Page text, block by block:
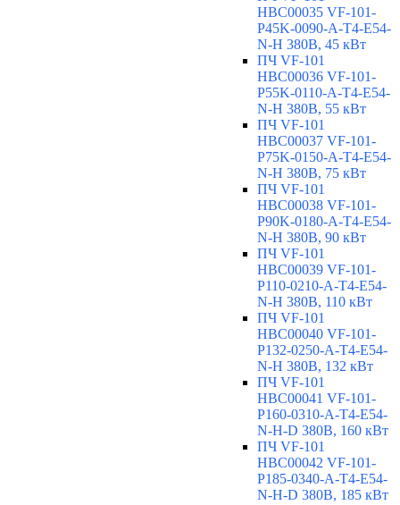
HBC00035 VF-101-
P45K-0090-A-T4-E54-
N-H 380В, 45 кВт
ПЧ VF-101
HBC00036 VF-101-
P55K-0110-A-T4-E54-
N-H 380В, 55 кВт
ПЧ VF-101
HBC00037 VF-101-
P75K-0150-A-T4-E54-
N-H 380В, 75 кВт
ПЧ VF-101
HBC00038 VF-101-
P90K-0180-A-T4-E54-
N-H 380В, 90 кВт
ПЧ VF-101
HBC00039 VF-101-
P110-0210-A-T4-E54-
N-H 380В, 110 кВт
ПЧ VF-101
HBC00040 VF-101-
P132-0250-A-T4-E54-
N-H 380В, 132 кВт
ПЧ VF-101
HBC00041 VF-101-
P160-0310-A-T4-E54-
N-H-D 380В, 160 кВт
ПЧ VF-101
HBC00042 VF-101-
P185-0340-A-T4-E54-
N-H-D 380В, 185 кВт